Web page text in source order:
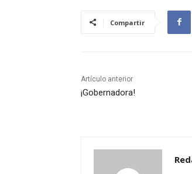
Compartir
Artículo anterior
¡Gobernadora!